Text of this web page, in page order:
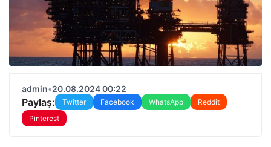
admin•20.08.2024 00:22
Paylaş: Twitter Facebook WhatsApp
Reddit
Pinterest